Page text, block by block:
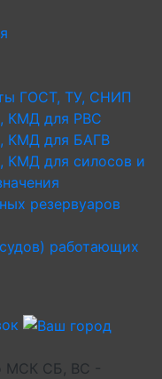
ГОСТ, ТУ, СНИП
КМД для РВС
КМД для БАГВ
КМД для силосов и
резервуаров
работающих
МСК СБ, ВС -